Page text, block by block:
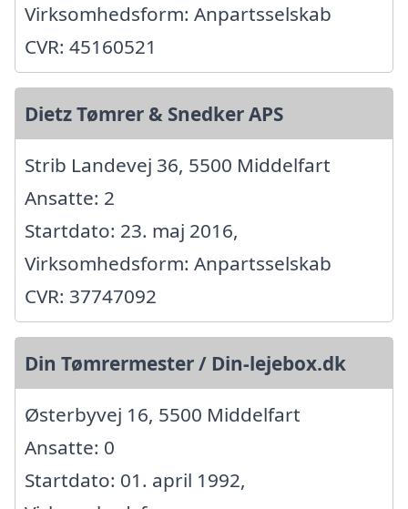
Virksomhedsform: Anpartsselskab
CVR: 45160521
Dietz Tømrer & Snedker APS
Strib Landevej 36, 5500 Middelfart
Ansatte: 2
Startdato: 23. maj 2016,
Virksomhedsform: Anpartsselskab
CVR: 37747092
Din Tømrermester / Din-lejebox.dk
Østerbyvej 16, 5500 Middelfart
Ansatte: 0
Startdato: 01. april 1992,